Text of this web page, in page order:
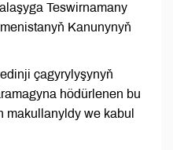
Teswirnamany
Kanunynyň
çagyrylyşynyň
hödürlenen bu
makullanyldy we kabul